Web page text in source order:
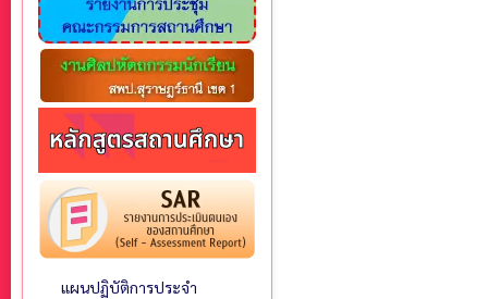
แผนปฏิบัติการประจำ